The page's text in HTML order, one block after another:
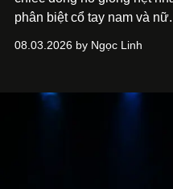
phân biệt cổ tay nam và
khá rập khuôn. Nói lời tạm
mải miết tìm kiếm sự đồng
đường nét, tỷ lệ và bảng
08.03.2026 by Ngọc Linh